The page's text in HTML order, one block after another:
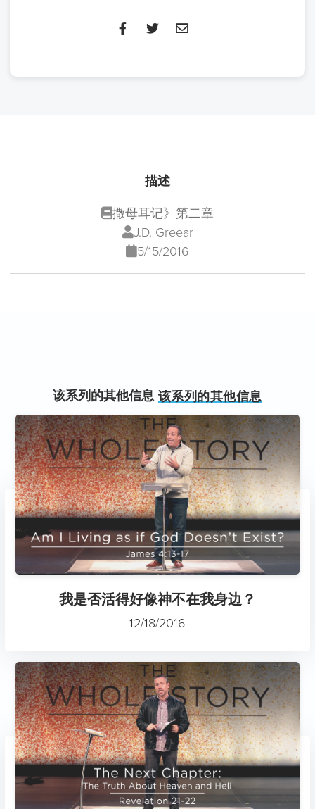
描述
撒母耳记》第二章
J.D. Greear
5/15/2016
该系列的其他信息该系列的其他信息
我是否活得好像神不在我身边？
12/18/2016